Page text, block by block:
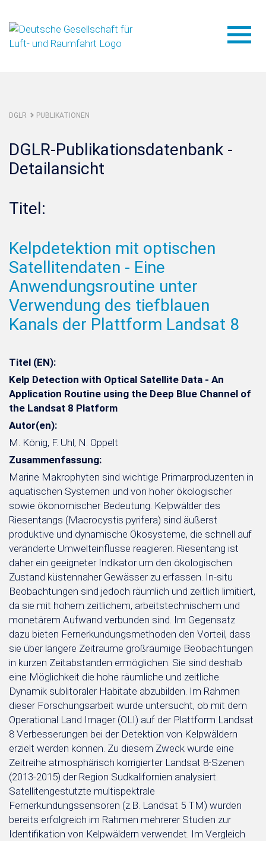
DGLR PUBLIKATIONEN
DGLR-Publikationsdatenbank -
Detailansicht
Titel:
Kelpdetektion mit optischen
Satellitendaten - Eine
Anwendungsroutine unter
Verwendung des tiefblauen
Kanals der Plattform Landsat 8
Titel (EN):
Kelp Detection with Optical Satellite Data - An
Application Routine using the Deep Blue Channel of
the Landsat 8 Platform
Autor(en):
M. König, F. Uhl, N. Oppelt
Zusammenfassung:
Marine Makrophyten sind wichtige Primarproduzenten in
aquatischen Systemen und von hoher ökologischer
sowie ökonomischer Bedeutung. Kelpwälder des
Riesentangs (Macrocystis pyrifera) sind äußerst
produktive und dynamische Ökosysteme, die schnell auf
veränderte Umwelteinflusse reagieren. Riesentang ist
daher ein geeigneter Indikator um den ökologischen
Zustand küstennaher Gewässer zu erfassen. In-situ
Beobachtungen sind jedoch räumlich und zeitlich limitiert,
da sie mit hohem zeitlichem, arbeitstechnischem und
monetärem Aufwand verbunden sind. Im Gegensatz
dazu bieten Fernerkundungsmethoden den Vorteil, dass
sie über längere Zeitraume großräumige Beobachtungen
in kurzen Zeitabstanden ermöglichen. Sie sind deshalb
eine Möglichkeit die hohe räumliche und zeitliche
Dynamik sublitoraler Habitate abzubilden. Im Rahmen
dieser Forschungsarbeit wurde untersucht, ob mit dem
Operational Land Imager (OLI) auf der Plattform Landsat
8 Verbesserungen bei der Detektion von Kelpwäldern
erzielt werden können. Zu diesem Zweck wurde eine
Zeitreihe atmosphärisch korrigierter Landsat 8-Szenen
(2013-2015) der Region Sudkalifornien analysiert.
Satellitengestutzte multispektrale
Fernerkundungssensoren (z.B. Landsat 5 TM) wurden
bereits erfolgreich im Rahmen mehrerer Studien zur
Identifikation von Kelpwäldern verwendet. Im Vergleich